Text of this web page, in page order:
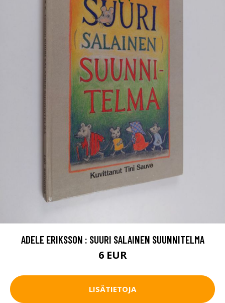
ADELE ERIKSSON : SUURI SALAINEN SUUNNITELMA
6 EUR
LISÄTIETOJA